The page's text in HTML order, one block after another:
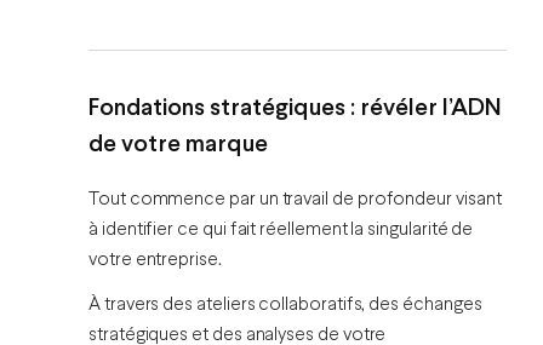
Fondations stratégiques : révéler l’ADN
de votre marque
Tout commence par un travail de profondeur visant
à identifier ce qui fait réellement la singularité de
votre entreprise.
À travers des ateliers collaboratifs, des échanges
stratégiques et des analyses de votre